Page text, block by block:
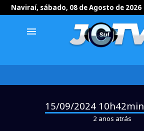
Naviraí, sábado, 08 de Agosto de 2026
menu
15/09/2024 10h42min
2 anos atrás